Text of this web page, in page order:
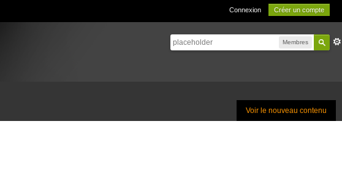
Connexion Créer un compte
Membres
Voir le nouveau contenu